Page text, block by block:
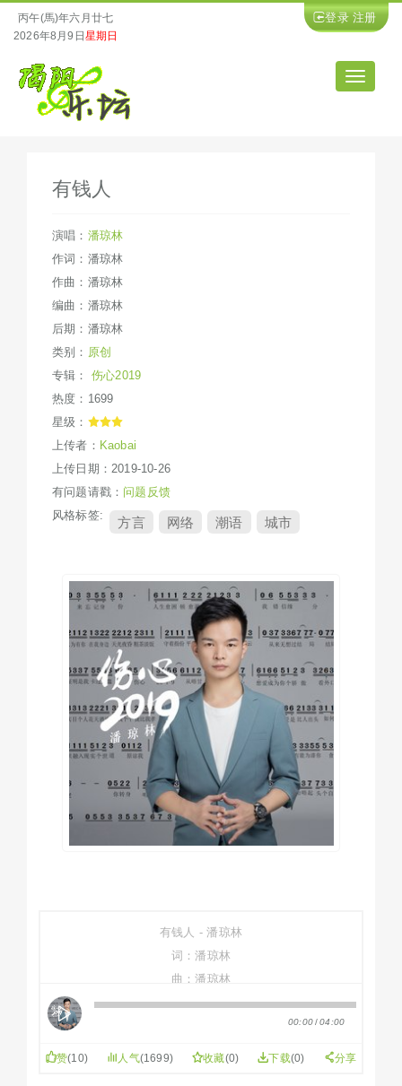
丙午(馬)年六月廿七
2026年8月9日星期日
登录 注册
导
航
有钱人
演唱： 潘琼林
作词：潘琼林
作曲：潘琼林
编曲：潘琼林
后期：潘琼林
类别： 原创
专辑： 伤心2019
热度：1699
星级：
上传者： Kaobai
上传日期：2019-10-26
有问题请戳： 问题反馈
风格标签:
方言 网络 潮语 城市
有钱人 - 潘琼林
词：潘琼林
曲：潘琼林
编曲：潘琼林
来邀掼 来邀掼 来邀掼我
00:00/04:00
赞(10) 人气(1699) 收藏(0) 下载(0) 分享